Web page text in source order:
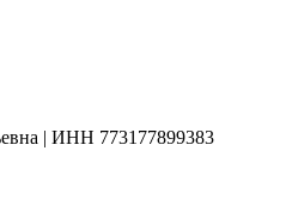
| ИНН 773177899383